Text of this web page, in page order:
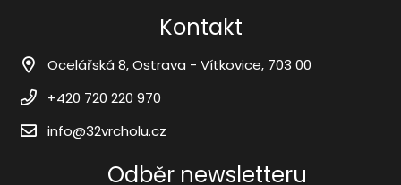
Kontakt
Ocelářská 8, Ostrava - Vítkovice, 703 00
+420 720 220 970
info@32vrcholu.cz
Odběr newsletteru